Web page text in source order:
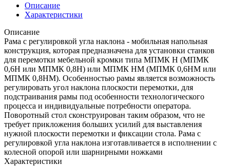
Описание
Характеристики
Описание
Рама с регулировкой угла наклона - мобильная напольная
конструкция, которая предназначена для установки станков
для перемотки мебельной кромки типа МПМК Н (МПМК
0,6Н или МПМК 0,8Н) или МПМК НМ (МПМК 0,6НМ или
МПМК 0,8НМ). Особенностью рамы является возможность
регулировать угол наклона плоскости перемотки, для
подстраивания рамы под особенности технологического
процесса и индивидуальные потребности оператора.
Поворотный стол сконструирован таким образом, что не
требует прикложения больших усилий для выставления
нужной плоскости перемотки и фиксации стола. Рама с
регулировкой угла наклона изготавливается в исполнении с
колесной опорой или шарнирными ножками
Характеристики